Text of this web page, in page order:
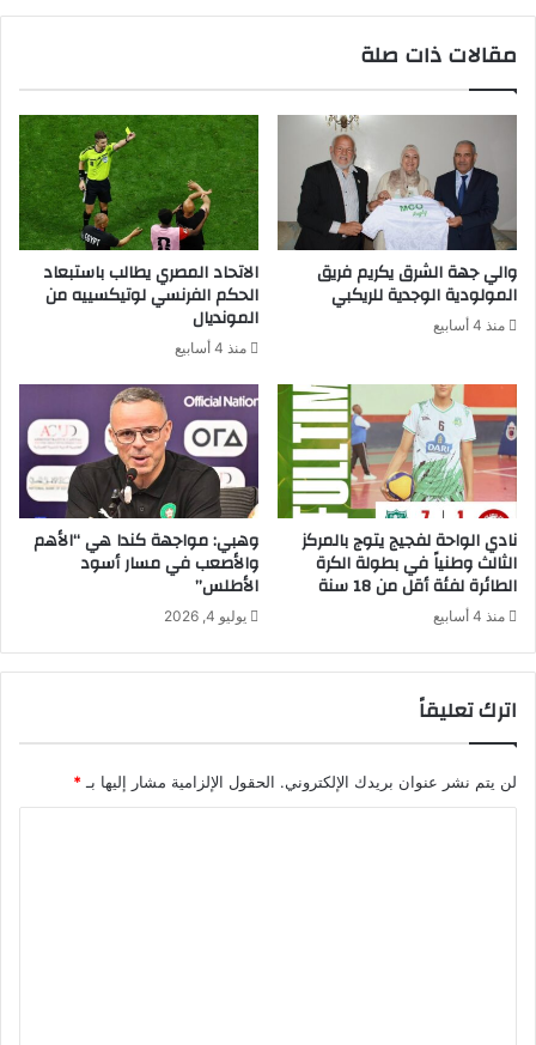
مقالات ذات صلة
والي جهة الشرق يكريم فريق
المولودية الوجدية للريكبي
منذ 4 أسابيع
الاتحاد المصري يطالب باستبعاد
الحكم الفرنسي لوتيكسييه من
المونديال
منذ 4 أسابيع
نادي الواحة لفجيج يتوج بالمركز
الثالث وطنياً في بطولة الكرة
الطائرة لفئة أقل من 18 سنة
منذ 4 أسابيع
وهبي: مواجهة كندا هي “الأهم
والأصعب في مسار أسود
الأطلس”
يوليو 4, 2026
اترك تعليقاً
لن يتم نشر عنوان بريدك الإلكتروني. الحقول الإلزامية مشار إليها بـ*